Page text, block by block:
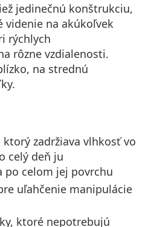
jedinečnú konštrukciu,
videnie na akúkoľvek
rýchlych
rôzne vzdialenosti.
na strednú
zadržiava vlhkosť vo
celý deň ju
po celom jej povrchu
uľahčenie manipulácie
ktoré nepotrebujú